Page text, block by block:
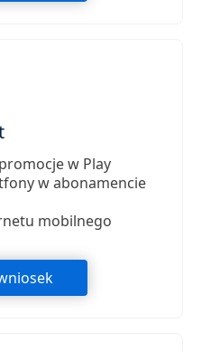
w Play
w abonamencie
mobilnego